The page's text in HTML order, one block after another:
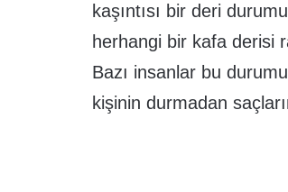
kaşıntısı bir deri
herhangi bir kafa derisi
Bazı insanlar bu
kişinin durmadan